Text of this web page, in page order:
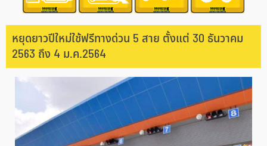
หยุดยาวปีใหม่ใช้ฟรีทางด่วน 5 สาย ตั้งแต่ 30 ธันวาคม
2563 ถึง 4 ม.ค.2564